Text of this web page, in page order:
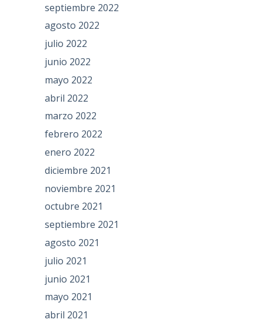
septiembre 2022
agosto 2022
julio 2022
junio 2022
mayo 2022
abril 2022
marzo 2022
febrero 2022
enero 2022
diciembre 2021
noviembre 2021
octubre 2021
septiembre 2021
agosto 2021
julio 2021
junio 2021
mayo 2021
abril 2021